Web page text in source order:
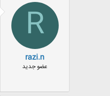
R
razi.n
عضو جدید